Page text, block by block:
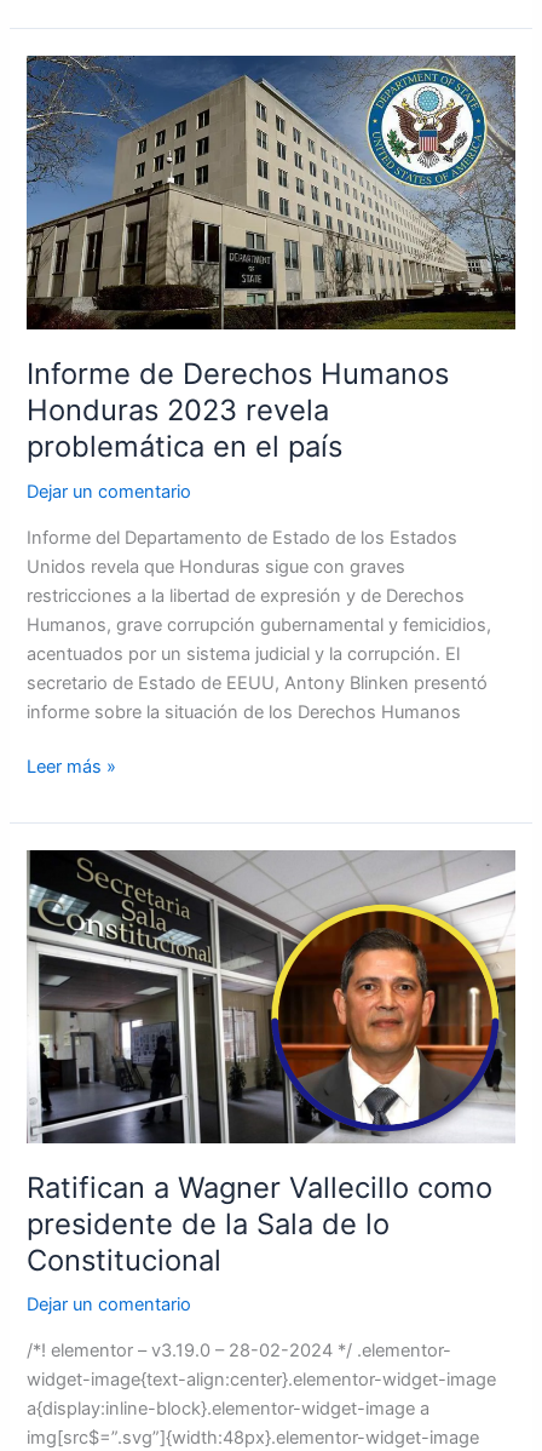
Informe de Derechos Humanos
Honduras 2023 revela
problemática en el país
Dejar un comentario
Informe del Departamento de Estado de los Estados
Unidos revela que Honduras sigue con graves
restricciones a la libertad de expresión y de Derechos
Humanos, grave corrupción gubernamental y femicidios,
acentuados por un sistema judicial y la corrupción. El
secretario de Estado de EEUU, Antony Blinken presentó
informe sobre la situación de los Derechos Humanos
Informe
de
Derechos
Humanos
Honduras
2023
revela
problemática
en
el
país
Leer más »
Ratifican a Wagner Vallecillo como
presidente de la Sala de lo
Constitucional
Dejar un comentario
/*! elementor – v3.19.0 – 28-02-2024 */ .elementor-
widget-image{text-align:center}.elementor-widget-image
a{display:inline-block}.elementor-widget-image a
img[src$=”.svg”]{width:48px}.elementor-widget-image
Ratifican
a
Wagner
Vallecillo
como
presidente
de
Sala
de
Constitucional